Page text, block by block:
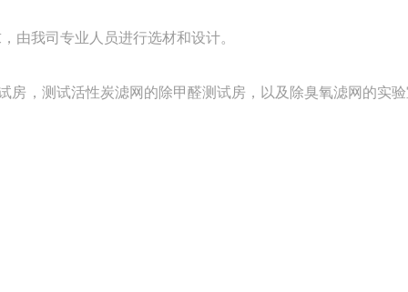
由我司专业人员进行选材和设计。
，测试活性炭滤网的除甲醛测试房，以及除臭氧滤网的实